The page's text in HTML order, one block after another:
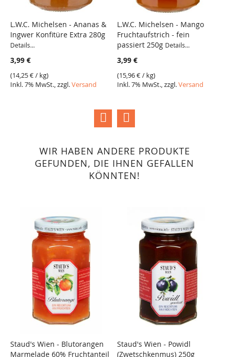
VERGLEICH
L.W.C. Michelsen - Ananas &
Ingwer Konfitüre Extra 280g
Details...
3,99 €
(14,25 €/ kg)
Inkl. 7% MwSt., zzgl.Versand
VERGLEICH
L.W.C. Michelsen - Mango
Fruchtaufstrich - fein
passiert 250g Details...
3,99 €
(15,96 €/ kg)
Inkl. 7% MwSt., zzgl.Versand
WIR HABEN ANDERE PRODUKTE
GEFUNDEN, DIE IHNEN GEFALLEN
KÖNNTEN!
Staud's Wien - Blutorangen
Marmelade 60% Fruchtanteil
Staud's Wien - Powidl
(Zwetschkenmus) 250g